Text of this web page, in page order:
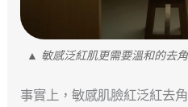
▲ 敏感泛紅肌更需要溫和的去
事實上，敏感肌臉紅泛紅去